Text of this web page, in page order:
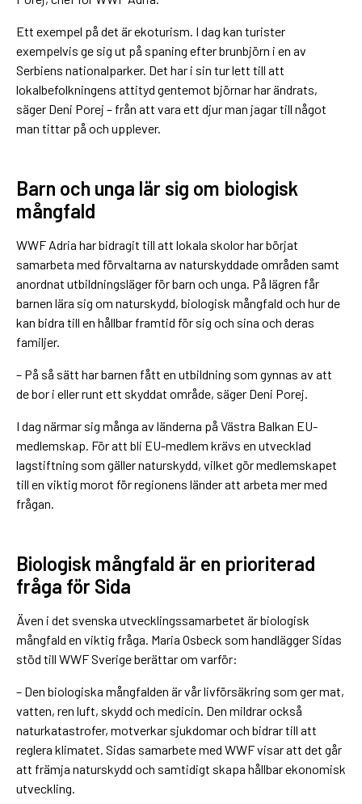
Ett exempel på det är ekoturism. I dag kan turister
exempelvis ge sig ut på spaning efter brunbjörn i en av
Serbiens nationalparker. Det har i sin tur lett till att
lokalbefolkningens attityd gentemot björnar har ändrats,
säger Deni Porej – från att vara ett djur man jagar till något
man tittar på och upplever.
Barn och unga lär sig om biologisk
mångfald
WWF Adria har bidragit till att lokala skolor har börjat
samarbeta med förvaltarna av naturskyddade områden samt
anordnat utbildningsläger för barn och unga. På lägren får
barnen lära sig om naturskydd, biologisk mångfald och hur de
kan bidra till en hållbar framtid för sig och sina och deras
familjer.
– På så sätt har barnen fått en utbildning som gynnas av att
de bor i eller runt ett skyddat område, säger Deni Porej.
I dag närmar sig många av länderna på Västra Balkan EU-
medlemskap. För att bli EU-medlem krävs en utvecklad
lagstiftning som gäller naturskydd, vilket gör medlemskapet
till en viktig morot för regionens länder att arbeta mer med
frågan.
Biologisk mångfald är en prioriterad
fråga för Sida
Även i det svenska utvecklingssamarbetet är biologisk
mångfald en viktig fråga. Maria Osbeck som handlägger Sidas
stöd till WWF Sverige berättar om varför:
– Den biologiska mångfalden är vår livförsäkring som ger mat,
vatten, ren luft, skydd och medicin. Den mildrar också
naturkatastrofer, motverkar sjukdomar och bidrar till att
reglera klimatet. Sidas samarbete med WWF visar att det går
att främja naturskydd och samtidigt skapa hållbar ekonomisk
utveckling.